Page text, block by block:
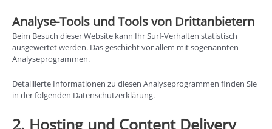
Analyse-Tools und Tools von Dritt­anbietern
Beim Besuch dieser Website kann Ihr Surf-Verhalten statistisch
ausgewertet werden. Das geschieht vor allem mit sogenannten
Analyseprogrammen.
Detaillierte Informationen zu diesen Analyseprogrammen finden Sie
in der folgenden Datenschutzerklärung.
2. Hosting und Content Delivery